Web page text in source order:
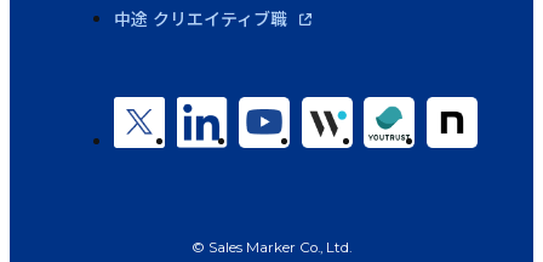
中途 クリエイティブ職
© Sales Marker Co., Ltd.